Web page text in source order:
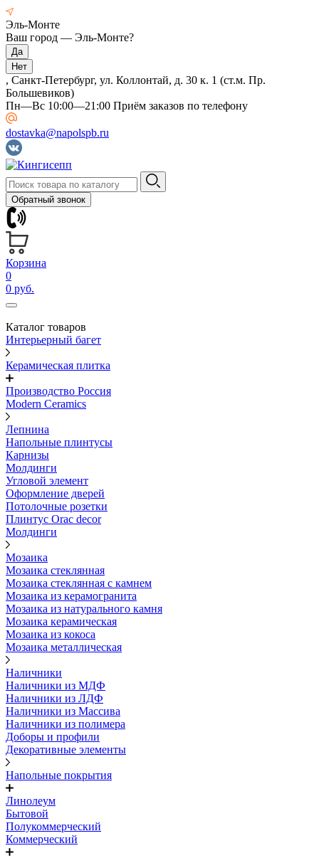
Эль-Монте
Ваш город — Эль-Монте?
, Санкт-Петербург, ул. Коллонтай, д. 30 к. 1 (ст.м. Пр.
Большевиков)
Пн—Вс 10:00—21:00 Приём заказов по телефону
dostavka@napolspb.ru
Обратный звонок
Корзина
0
0 руб.
Каталог товаров
Интерьерный багет
Керамическая плитка
Производство Россия
Modern Ceramics
Лепнина
Напольные плинтусы
Карнизы
Молдинги
Угловой элемент
Оформление дверей
Потолочные розетки
Плинтус Orac decor
Молдинги
Мозаика
Мозаика стеклянная
Мозаика стеклянная с камнем
Мозаика из керамогранита
Мозаика из натурального камня
Мозаика керамическая
Мозаика из кокоса
Мозаика металлическая
Наличники
Наличники из МДФ
Наличники из ЛДФ
Наличники из Массива
Наличники из полимера
Доборы и профили
Декоративные элементы
Напольные покрытия
Линолеум
Бытовой
Полукоммерческий
Коммерческий